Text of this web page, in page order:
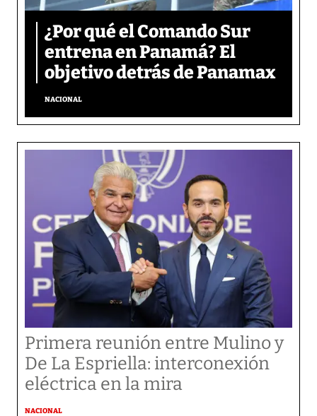
¿Por qué el Comando Sur
entrena en Panamá? El
objetivo detrás de Panamax
NACIONAL
Primera reunión entre Mulino y
De La Espriella: interconexión
eléctrica en la mira
NACIONAL